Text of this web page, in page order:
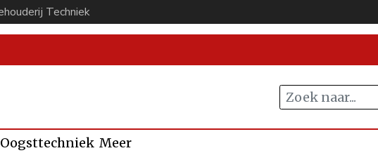
Techniek
Oogsttechniek Meer